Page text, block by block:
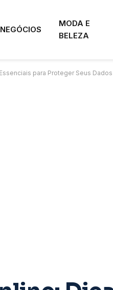
NEGÓCIOS
MODA E
BELEZA
para Proteger Seus Dados